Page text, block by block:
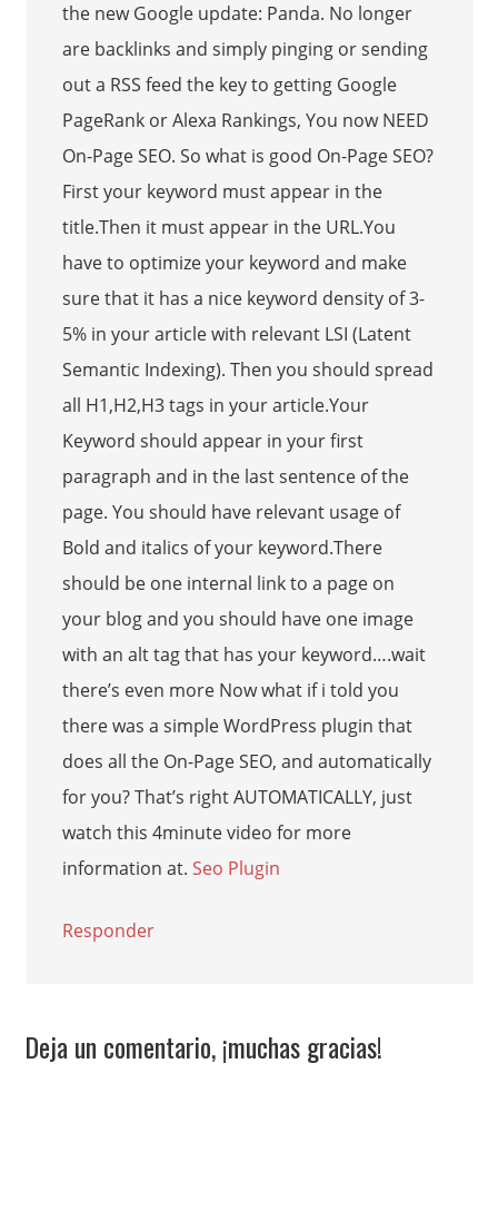
the new Google update: Panda. No longer
are backlinks and simply pinging or sending
out a RSS feed the key to getting Google
PageRank or Alexa Rankings, You now NEED
On-Page SEO. So what is good On-Page SEO?
First your keyword must appear in the
title.Then it must appear in the URL.You
have to optimize your keyword and make
sure that it has a nice keyword density of 3-
5% in your article with relevant LSI (Latent
Semantic Indexing). Then you should spread
all H1,H2,H3 tags in your article.Your
Keyword should appear in your first
paragraph and in the last sentence of the
page. You should have relevant usage of
Bold and italics of your keyword.There
should be one internal link to a page on
your blog and you should have one image
with an alt tag that has your keyword….wait
there’s even more Now what if i told you
there was a simple WordPress plugin that
does all the On-Page SEO, and automatically
for you? That’s right AUTOMATICALLY, just
watch this 4minute video for more
information at.Seo Plugin
Responder
Deja un comentario, ¡muchas gracias!